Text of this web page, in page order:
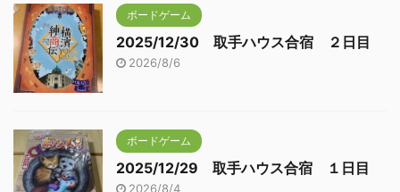
ボードゲーム
2025/12/30 取手ハウス合宿 ２日目
2026/8/6
ボードゲーム
2025/12/29 取手ハウス合宿 １日目
2026/8/4